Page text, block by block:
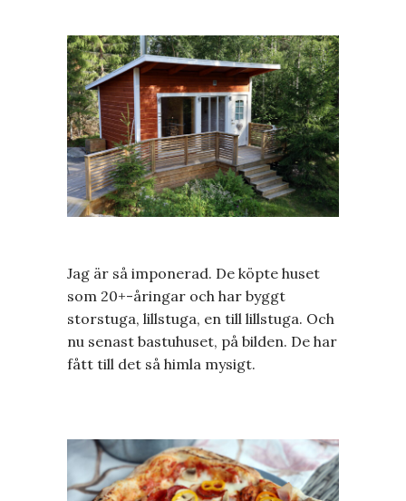
Jag är så imponerad. De köpte huset
som 20+-åringar och har byggt
storstuga, lillstuga, en till lillstuga. Och
nu senast bastuhuset, på bilden. De har
fått till det så himla mysigt.